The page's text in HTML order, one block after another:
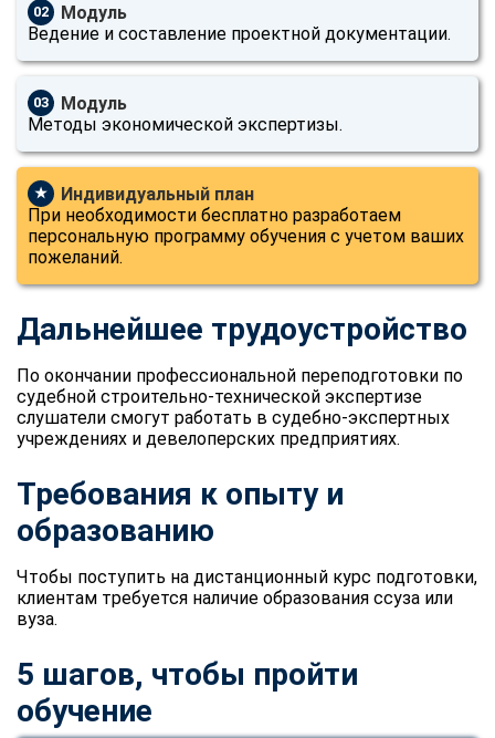
02
Модуль
Ведение и составление проектной документации.
03
Модуль
Методы экономической экспертизы.
★
Индивидуальный план
При необходимости бесплатно разработаем
персональную программу обучения с учетом ваших
пожеланий.
Дальнейшее трудоустройство
По окончании профессиональной переподготовки по
судебной строительно-технической экспертизе
слушатели смогут работать в судебно-экспертных
учреждениях и девелоперских предприятиях.
Требования к опыту и
образованию
Чтобы поступить на дистанционный курс подготовки,
клиентам требуется наличие образования ссуза или
вуза.
5 шагов, чтобы пройти
обучение